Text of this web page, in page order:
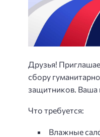
Друзья!
сбору
защитников. Ваша
Что требуется:
Влажные